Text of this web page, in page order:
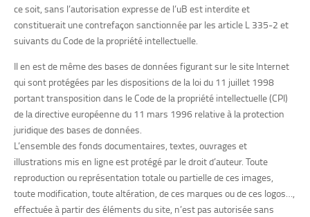
ce soit, sans l’autorisation expresse de l’uB est interdite et
constituerait une contrefaçon sanctionnée par les article L 335-2 et
suivants du Code de la propriété intellectuelle.
Il en est de même des bases de données figurant sur le site Internet
qui sont protégées par les dispositions de la loi du 11 juillet 1998
portant transposition dans le Code de la propriété intellectuelle (CPI)
de la directive européenne du 11 mars 1996 relative à la protection
juridique des bases de données.
L’ensemble des fonds documentaires, textes, ouvrages et
illustrations mis en ligne est protégé par le droit d’auteur. Toute
reproduction ou représentation totale ou partielle de ces images,
toute modification, toute altération, de ces marques ou de ces logos…,
effectuée à partir des éléments du site, n’est pas autorisée sans